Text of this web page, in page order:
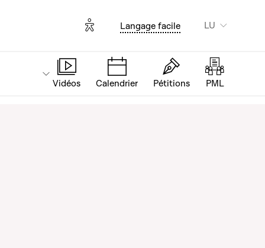
Options d'accessibilité
Langage facile LU
Vidéos Calendrier Pétitions PML